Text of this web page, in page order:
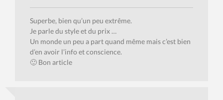
Superbe, bien qu’un peu extrême.
Je parle du style et du prix …
Un monde un peu a part quand même mais c’est bien
d’en avoir l’info et conscience.
🙂 Bon article